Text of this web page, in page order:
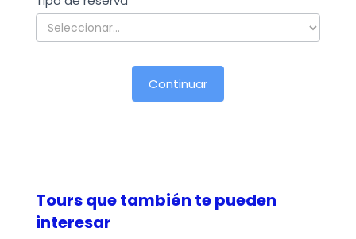
Tours que también te pueden
interesar